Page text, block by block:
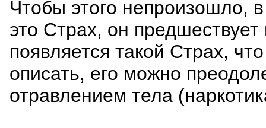
Чтобы этого непроизошло,
это Страх, он
появляется такой Страх,
описать, его можно
отравлением тела